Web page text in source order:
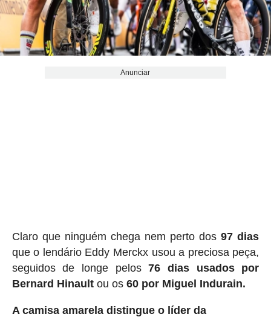
Anunciar
Claro que ninguém chega nem perto dos97 dias
que o lendário Eddy Merckx usou a preciosa peça,
seguidos de longe pelos76 dias usados ​​por
Bernard Hinault ou os 60 por Miguel Indurain.
A camisa amarela distingue o líder da